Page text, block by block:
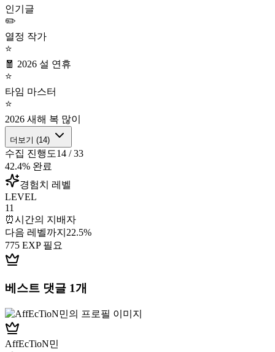
인기글
✏️
열정 작가
⭐
🧧 2026 설 연휴
⭐
타임 마스터
⭐
2026 새해 복 많이
더보기 (14)
수집 진행도14 /33
42.4% 완료
경험치 레벨
LEVEL
11
⏰시간의 지배자
다음 레벨까지 22.5%
775 EXP 필요
베스트 댓글 1개
AffEcTioN민